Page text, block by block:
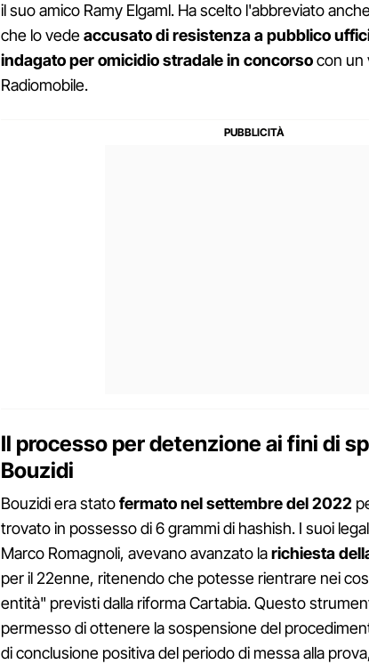
il suo amico Ramy Elgaml. Ha scelto l'abbreviato
che lo vedeaccusato di resistenza a pubblico
indagato per omicidio stradale in concorsocon un
Radiomobile.
Il processo per detenzione ai fini di
Bouzidi
Bouzidi era statofermato nel settembre del 2022
trovato in possesso di 6 grammi di hashish. I suoi
Marco Romagnoli, avevano avanzato larichiesta
per il 22enne, ritenendo che potesse rientrare nei
entità" previsti dalla riforma Cartabia. Questo
permesso di ottenere la sospensione del
di conclusione positiva del periodo di messa alla prova,